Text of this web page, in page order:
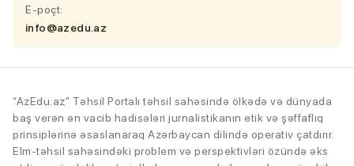
E-poçt:
info@azedu.az
“AzEdu.az” Təhsil Portalı təhsil sahəsində ölkədə və dünyada
baş verən ən vacib hadisələri jurnalistikanın etik və şəffaflıq
prinsiplərinə əsaslanaraq Azərbaycan dilində operativ çatdırır.
Elm-təhsil sahəsindəki problem və perspektivləri özündə əks